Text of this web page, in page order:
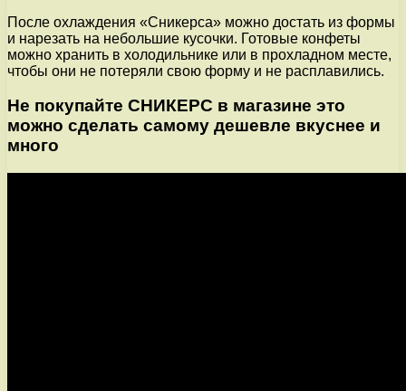
После охлаждения «Сникерса» можно достать из формы
и нарезать на небольшие кусочки. Готовые конфеты
можно хранить в холодильнике или в прохладном месте,
чтобы они не потеряли свою форму и не расплавились.
Не покупайте СНИКЕРС в магазине это
можно сделать самому дешевле вкуснее и
много